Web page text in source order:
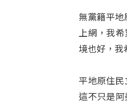
無黨籍平地
上網，我
境也好，我
平地原住
這不只是